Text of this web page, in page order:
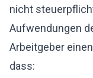
nicht
Aufwendungen
Arbeitgeber
dass: